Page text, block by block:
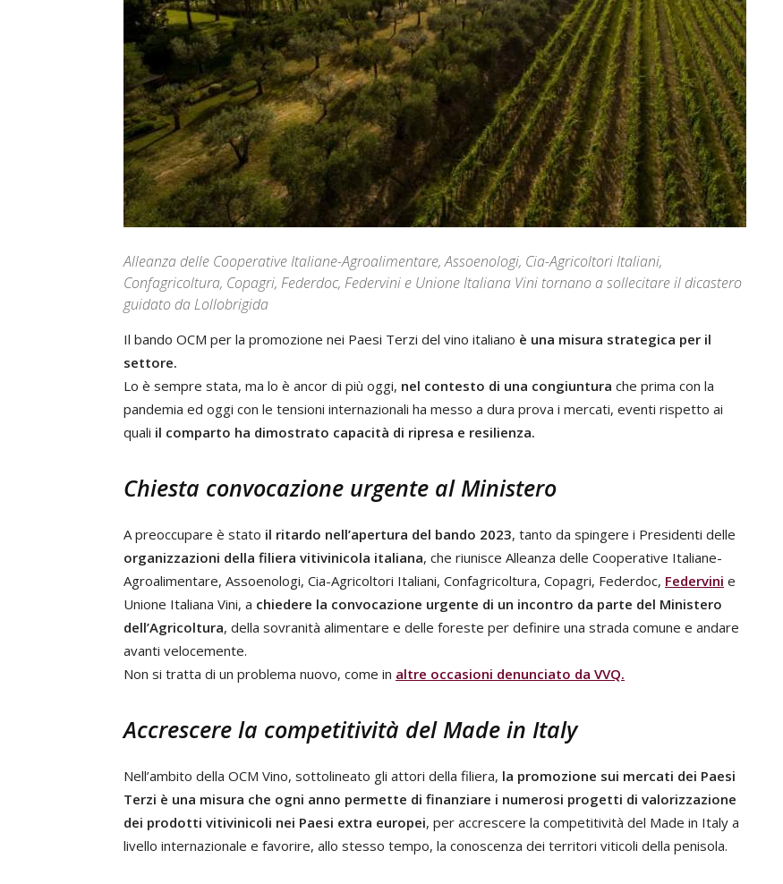
Alleanza delle Cooperative Italiane-Agroalimentare, Assoenologi, Cia-Agricoltori Italiani,
Confagricoltura, Copagri, Federdoc, Federvini e Unione Italiana Vini tornano a sollecitare il dicastero
guidato da Lollobrigida
Il bando OCM per la promozione nei Paesi Terzi del vino italiano è una misura strategica per il
settore.
Lo è sempre stata, ma lo è ancor di più oggi, nel contesto di una congiuntura che prima con la
pandemia ed oggi con le tensioni internazionali ha messo a dura prova i mercati, eventi rispetto ai
quali il comparto ha dimostrato capacità di ripresa e resilienza.
Chiesta convocazione urgente al Ministero
A preoccupare è stato il ritardo nell’apertura del bando 2023, tanto da spingere i Presidenti delle
organizzazioni della filiera vitivinicola italiana, che riunisce Alleanza delle Cooperative Italiane-
Agroalimentare, Assoenologi, Cia-Agricoltori Italiani, Confagricoltura, Copagri, Federdoc, Federvini e
Unione Italiana Vini, a chiedere la convocazione urgente di un incontro da parte del Ministero
dell’Agricoltura, della sovranità alimentare e delle foreste per definire una strada comune e andare
avanti velocemente.
Non si tratta di un problema nuovo, come in altre occasioni denunciato da VVQ.
Accrescere la competitività del Made in Italy
Nell’ambito della OCM Vino, sottolineato gli attori della filiera, la promozione sui mercati dei Paesi
Terzi è una misura che ogni anno permette di finanziare i numerosi progetti di valorizzazione
dei prodotti vitivinicoli nei Paesi extra europei, per accrescere la competitività del Made in Italy a
livello internazionale e favorire, allo stesso tempo, la conoscenza dei territori viticoli della penisola.